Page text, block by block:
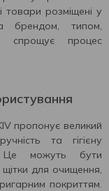
товари розміщені у
брендом, типом,
спрощує процес
пропонує великий
та гігієну
Це можуть бути
щітки для очищення,
покриттям.